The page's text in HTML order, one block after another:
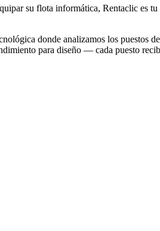
su flota informática, Rentaclic es
donde analizamos los puestos
para diseño — cada puesto